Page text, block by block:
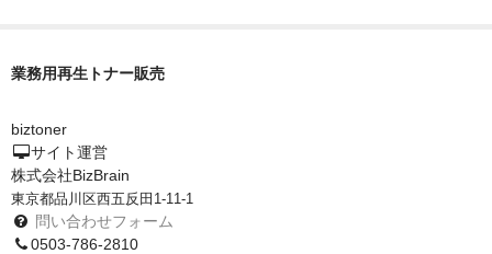
PrivacyPolicy
特定商取引法に基づく表示
よくある質問
業務用再生トナー販売
biztoner
サイト運営
株式会社BizBrain
東京都品川区西五反田1-11-1
問い合わせフォーム
0503-786-2810